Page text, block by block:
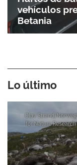
vehículos
Betania
Lo último